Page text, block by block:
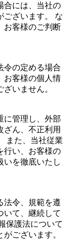
合には、当社の
ございます。 な
お客様のご判断
令の定める場合
お客様の個人情
いません。
に管理し、外部
ざん、不正利用
また、当社従業
行い、お客様の
いを徹底いたし
法令、規範を遵
いて、継続して
保護法について
ございます。